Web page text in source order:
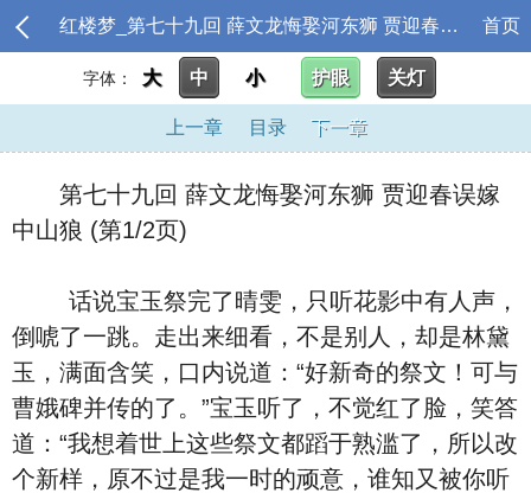
红楼梦_第七十九回 薛文龙悔娶河东狮 贾迎春误嫁中山狼 首页
字体： 大 中 小 护眼 关灯
上一章 目录 下一章
第七十九回 薛文龙悔娶河东狮 贾迎春误嫁
中山狼 (第1/2页)
话说宝玉祭完了晴雯，只听花影中有人声，
倒唬了一跳。走出来细看，不是别人，却是林黛
玉，满面含笑，口内说道：“好新奇的祭文！可与
曹娥碑并传的了。”宝玉听了，不觉红了脸，笑答
道：“我想着世上这些祭文都蹈于熟滥了，所以改
个新样，原不过是我一时的顽意，谁知又被你听